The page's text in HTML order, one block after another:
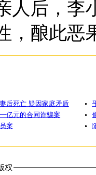
人后，李
，酿此恶
后死亡 疑因家庭矛盾
亿元的合同诈骗案
案
权